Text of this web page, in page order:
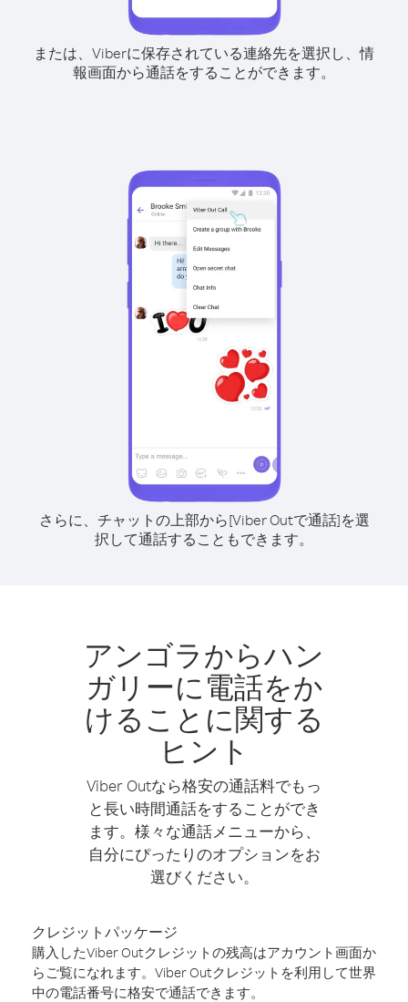
または、Viberに保存されている連絡先を選択し、情
報画面から通話をすることができます。
さらに、チャットの上部から[Viber Outで通話]を選
択して通話することもできます。
アンゴラからハン
ガリーに電話をか
けることに関する
ヒント
Viber Outなら格安の通話料でもっ
と長い時間通話をすることができ
ます。様々な通話メニューから、
自分にぴったりのオプションをお
選びください。
クレジットパッケージ
購入したViber Outクレジットの残高はアカウント画面か
らご覧になれます。Viber Outクレジットを利用して世界
中の電話番号に格安で通話できます。